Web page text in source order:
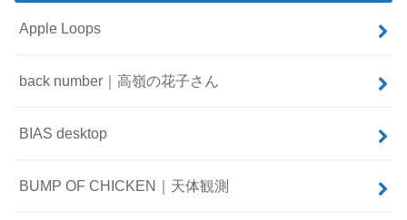
Apple Loops
back number｜高嶺の花子さん
BIAS desktop
BUMP OF CHICKEN｜天体観測